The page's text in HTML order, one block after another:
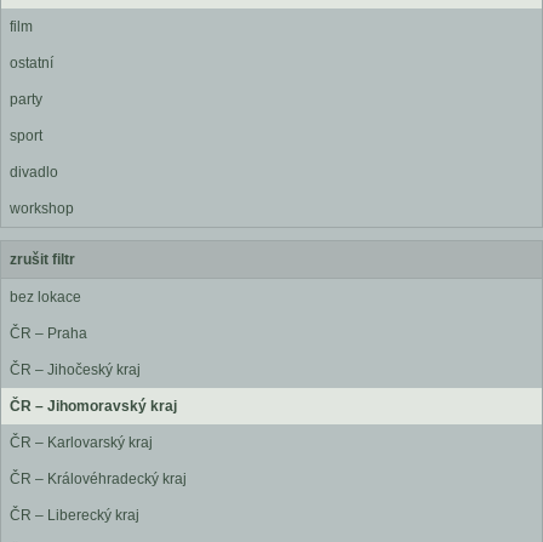
film
ostatní
party
sport
divadlo
workshop
zrušit filtr
bez lokace
ČR – Praha
ČR – Jihočeský kraj
ČR – Jihomoravský kraj
ČR – Karlovarský kraj
ČR – Královéhradecký kraj
ČR – Liberecký kraj